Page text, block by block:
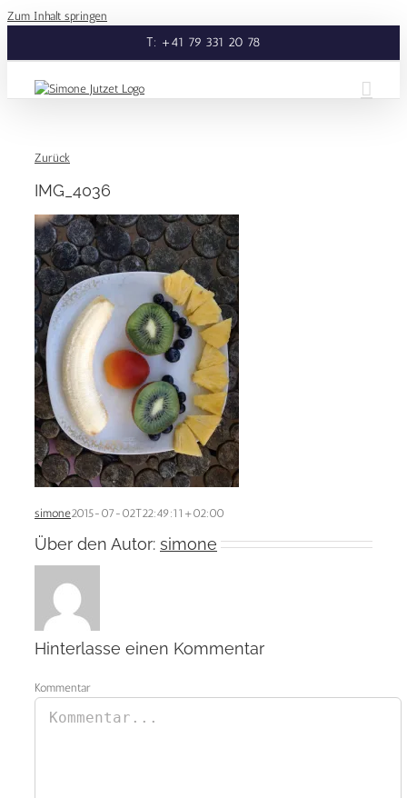
Zum Inhalt springen
T: +41 79 331 20 78
Zurück
IMG_4036
simone2015-07-02T22:49:11+02:00
Über den Autor: simone
Hinterlasse einen Kommentar
Kommentar